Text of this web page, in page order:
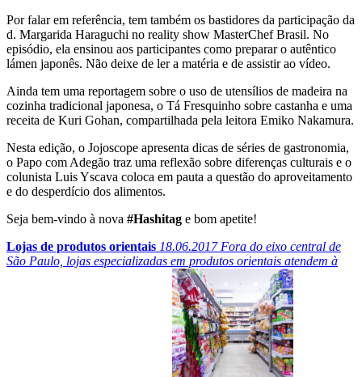
Por falar em referência, tem também os bastidores da participação da
d. Margarida Haraguchi no reality show MasterChef Brasil. No
episódio, ela ensinou aos participantes como preparar o autêntico
lámen japonês. Não deixe de ler a matéria e de assistir ao vídeo.
Ainda tem uma reportagem sobre o uso de utensílios de madeira na
cozinha tradicional japonesa, o Tá Fresquinho sobre castanha e uma
receita de Kuri Gohan, compartilhada pela leitora Emiko Nakamura.
Nesta edição, o Jojoscope apresenta dicas de séries de gastronomia,
o Papo com Adegão traz uma reflexão sobre diferenças culturais e o
colunista Luis Yscava coloca em pauta a questão do aproveitamento
e do desperdício dos alimentos.
Seja bem-vindo à nova #Hashitag e bom apetite!
Lojas de produtos orientais 18.06.2017Fora do eixo central de
São Paulo, lojas especializadas em produtos orientais atendem à